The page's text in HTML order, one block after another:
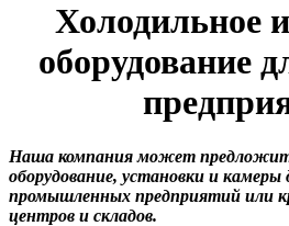
Холодильное
оборудование
Наша компания может
оборудование, установки и камеры
промышленных предприятий или
центров и складов.